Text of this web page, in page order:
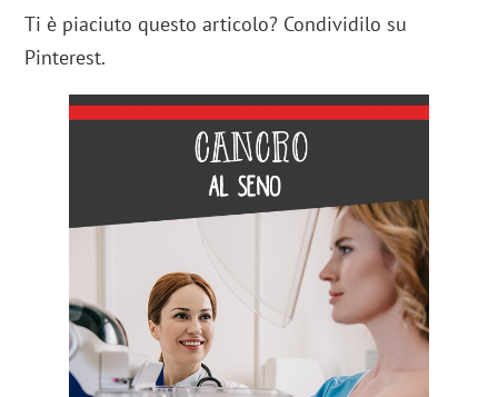
Ti è piaciuto questo articolo? Condividilo su
Pinterest.